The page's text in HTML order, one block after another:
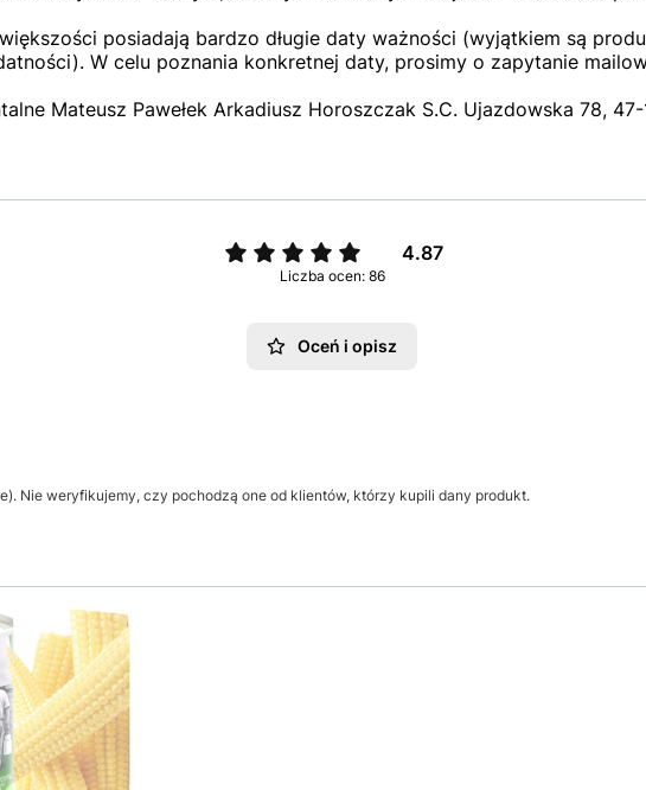
posiadają bardzo długie daty ważności (wyjątkiem są
W celu poznania konkretnej daty, prosimy o zapytanie
Mateusz Pawełek Arkadiusz Horoszczak S.C. Ujazdowska 78,
4.87
Liczba ocen: 86
Oceń i opisz
Nie weryfikujemy, czy pochodzą one od klientów, którzy kupili dany produkt.